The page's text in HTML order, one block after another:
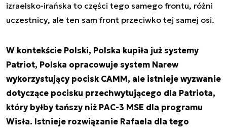
izraelsko-irańska to części tego samego frontu, różni
uczestnicy, ale ten sam front przeciwko tej samej osi.
W kontekście Polski, Polska kupiła już systemy
Patriot, Polska opracowuje system Narew
wykorzystujący pocisk CAMM, ale istnieje wyzwanie
dotyczące pocisku przechwytującego dla Patriota,
który byłby tańszy niż PAC-3 MSE dla programu
Wisła. Istnieje rozwiązanie Rafaela dla tego